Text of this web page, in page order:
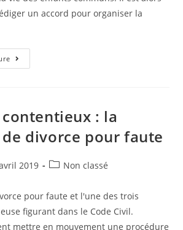
un accord pour organiser la
: la
divorce pour faute
2019 Non classé
pour faute et l'une des trois
figurant dans le Code Civil.
mettre en mouvement une procédure